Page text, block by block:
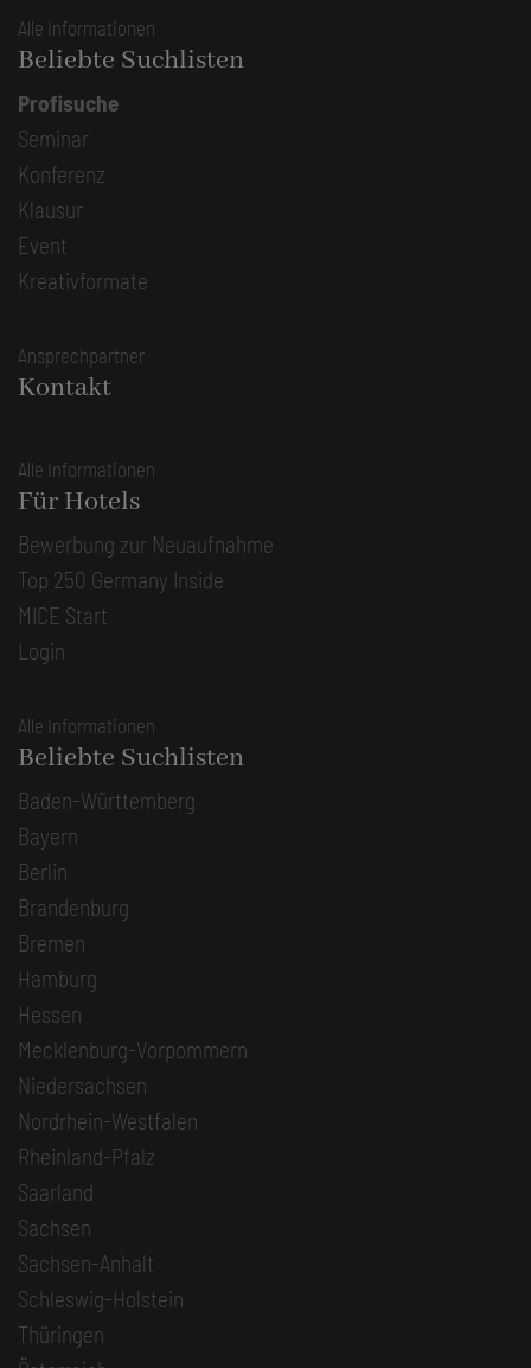
Alle Informationen
Beliebte Suchlisten
Profisuche
Seminar
Konferenz
Klausur
Event
Kreativformate
Ansprechpartner
Kontakt
Alle Informationen
Für Hotels
Bewerbung zur Neuaufnahme
Top 250 Germany Inside
MICE Start
Login
Alle Informationen
Beliebte Suchlisten
Baden-Württemberg
Bayern
Berlin
Brandenburg
Bremen
Hamburg
Hessen
Mecklenburg-Vorpommern
Niedersachsen
Nordrhein-Westfalen
Rheinland-Pfalz
Saarland
Sachsen
Sachsen-Anhalt
Schleswig-Holstein
Thüringen